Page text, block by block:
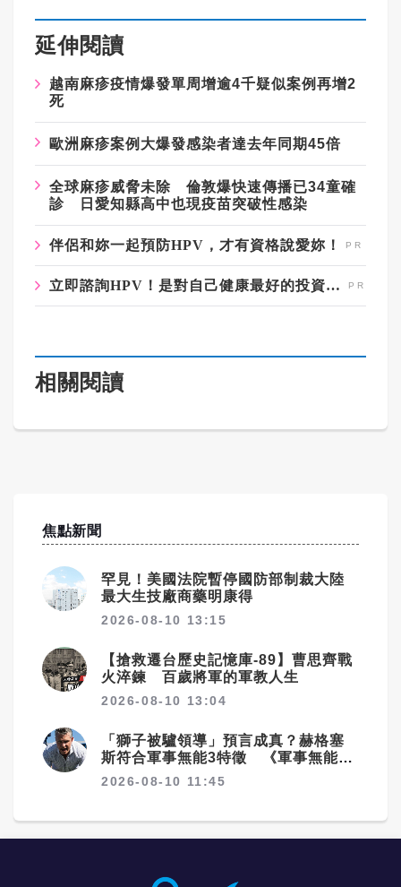
延伸閱讀
越南麻疹疫情爆發單周增逾4千疑似案例再增2
死
歐洲麻疹案例大爆發感染者達去年同期45倍
全球麻疹威脅未除 倫敦爆快速傳播已34童確
診 日愛知縣高中也現疫苗突破性感染
伴侶和妳一起預防HPV，才有資格說愛妳！
立即諮詢HPV！是對自己健康最好的投資，把握現在不嫌晚！
相關閱讀
焦點新聞
罕見！美國法院暫停國防部制裁大陸
最大生技廠商藥明康得
2026-08-10 13:15
【搶救遷台歷史記憶庫-89】曹思齊戰
火淬鍊 百歲將軍的軍教人生
2026-08-10 13:04
「獅子被驢領導」預言成真？赫格塞
斯符合軍事無能3特徵 《軍事無能心
理學》半世紀後受矚目
2026-08-10 11:45